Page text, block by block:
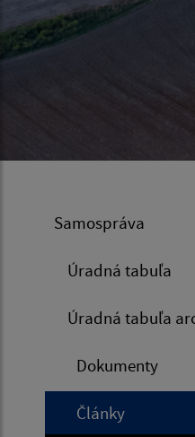
Samospráva
Úradná tabuľa
Úradná tabuľa
Dokumenty
Články